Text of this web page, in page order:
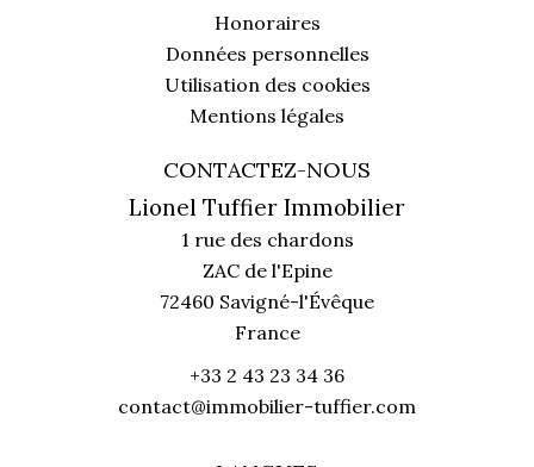
Honoraires
Données personnelles
Utilisation des cookies
Mentions légales
CONTACTEZ-NOUS
Lionel Tuffier Immobilier
1 rue des chardons
ZAC de l'Epine
72460 Savigné-l'Évêque
France
+33 2 43 23 34 36
contact@immobilier-tuffier.com